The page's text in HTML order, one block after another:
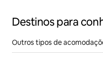
Destinos para
Outros tipos de